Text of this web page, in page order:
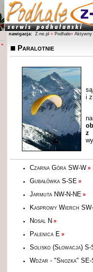
»
nawigacja: Z-ne.pl » Podhale» Aktywny
Paralotnie
i
z
Czarna Góra SW-W »
Gubałówka S-SE »
Jarmuta NW-N-NE »
Kasprowy Wierch
Nosal N »
Palenica E »
Solisko (Słowacja) S-
Wdżar - "Snozka" SE-